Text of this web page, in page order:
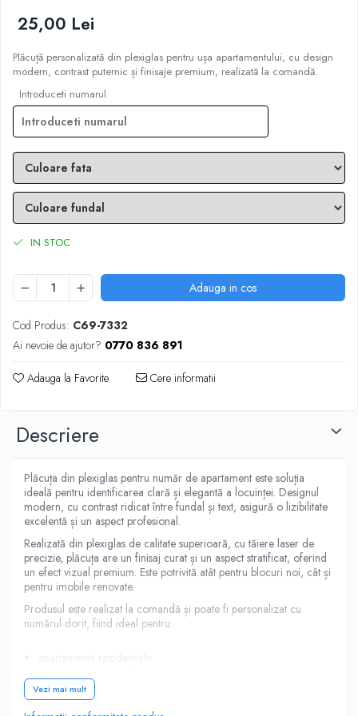
25,00 Lei
Plăcuță personalizată din plexiglas pentru ușa apartamentului, cu design
modern, contrast puternic și finisaje premium, realizată la comandă.
Introduceti numarul
IN STOC
Adauga in cos
Cod Produs: C69-7332
Ai nevoie de ajutor? 0770 836 891
Adauga la Favorite Cere informatii
Descriere
Plăcuța din plexiglas pentru număr de apartament este soluția
ideală pentru identificarea clară și elegantă a locuinței. Designul
modern, cu contrast ridicat între fundal și text, asigură o lizibilitate
excelentă și un aspect profesional.
Realizată din plexiglas de calitate superioară, cu tăiere laser de
precizie, plăcuța are un finisaj curat și un aspect stratificat, oferind
un efect vizual premium. Este potrivită atât pentru blocuri noi, cât și
pentru imobile renovate.
Produsul este realizat la comandă și poate fi personalizat cu
numărul dorit, fiind ideal pentru:
dezvoltatori imobiliari
administratori de imobile
Vezi mai mult